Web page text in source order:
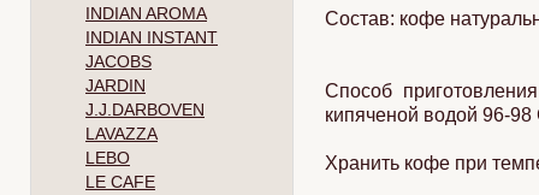
INDIAN AROMA
INDIAN INSTANT
JACOBS
JARDIN
J.J.DARBOVEN
LAVAZZA
LEBO
LE CAFE
Состав: кофе
Способ
кипяченой водой 96-
Хранить кофе при